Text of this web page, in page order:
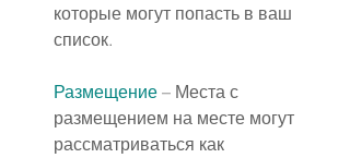
которые могут попасть в ваш
список.
Размещение – Места с
размещением на месте могут
рассматриваться как